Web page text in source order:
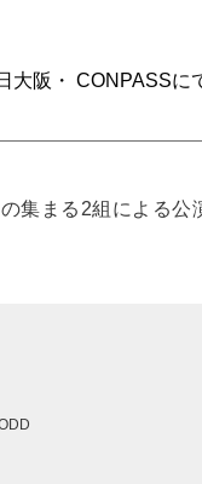
阪・ CONPASSに
集まる2組による公